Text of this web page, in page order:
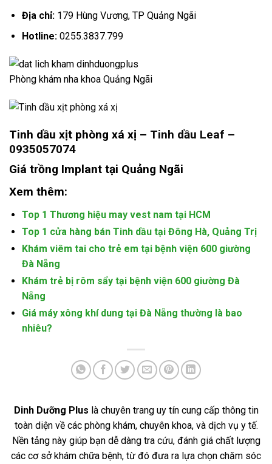
Địa chỉ:179 Hùng Vương, TP Quảng Ngãi
Hotline:0255.3837.799
Phòng khám nha khoa Quảng Ngãi
Tinh dầu xịt phòng xá xị – Tinh dầu Leaf –
0935057074
Giá trồng Implant tại Quảng Ngãi
Xem thêm:
Top 1 Thương hiệu may vest nam tại HCM
Top 1 cửa hàng bán Tinh dầu tại Đông Hà, Quảng Trị
Khám viêm tai cho trẻ em tại bệnh viện 600 giường
Đà Nẵng
Khám trẻ bị rôm sẩy tại bệnh viện 600 giường Đà
Nẵng
Giá máy xông khí dung tại Đà Nẵng thường là bao
nhiêu?
Dinh Dưỡng Plus là chuyên trang uy tín cung cấp thông tin
toàn diện về các phòng khám, chuyên khoa, và dịch vụ y tế.
Nền tảng này giúp bạn dễ dàng tra cứu, đánh giá chất lượng
các cơ sở khám chữa bệnh, từ đó đưa ra lựa chọn chăm sóc